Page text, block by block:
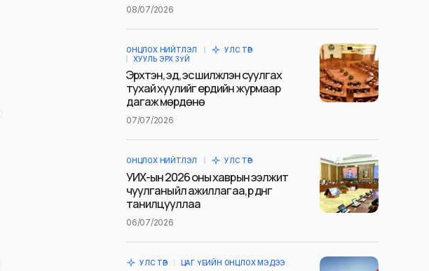
08/07/2026
ОНЦЛОХ НИЙТЛЭЛ
УЛС ТӨР
ХУУЛЬ ЭРХ ЗҮЙ
Эрхтэн, эд, эс шилжүүлэн суулгах
тухай хуулийг ердийн журмаар
дагаж мөрдөнө
07/07/2026
ОНЦЛОХ НИЙТЛЭЛ УЛС ТӨР
УИХ-ын 2026 оны хаврын ээлжит
чуулганы үйл ажиллагаа, үр дүнг
танилцууллаа
06/07/2026
УЛС ТӨР ЦАГ ҮЕИЙН ОНЦЛОХ МЭДЭЭ